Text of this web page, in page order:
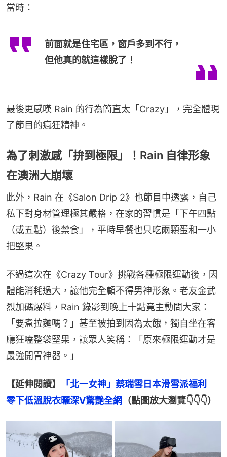
當時：
前面就是住宅區，窗戶多到不行，
但他真的就這樣脫了！
最後更感嘆 Rain 的行為簡直太「Crazy」，完全體現
了節目的瘋狂精神。
為了刺激感「拚到極限」！Rain 自律形象
在澳洲大崩壞
此外，Rain 在《Salon Drip 2》也節目中透露，自己
私下對身材管理極其嚴格，在家的習慣是「下午四點
（或五點）後禁食」，平時早餐也只吃兩顆蛋和一小
把堅果。
不過這次在《Crazy Tour》挑戰各種極限運動後，因
體能消耗過大，讓他完全顧不得男神形象。老友金武
烈加碼爆料，Rain 錄影到晚上十點竟主動問大家：
「要煮拉麵嗎？」甚至被拍到因為太餓，獨自坐在客
廳狂嗑整袋堅果，讓眾人笑稱：「原來極限運動才是
最強開胃神器。」
【延伸閱讀】
「北一女神」蔡瑞雪日本滑雪派福利
零下低溫脫衣曬深V驚艷全網 （點圖放大瀏覽👇👇👇）